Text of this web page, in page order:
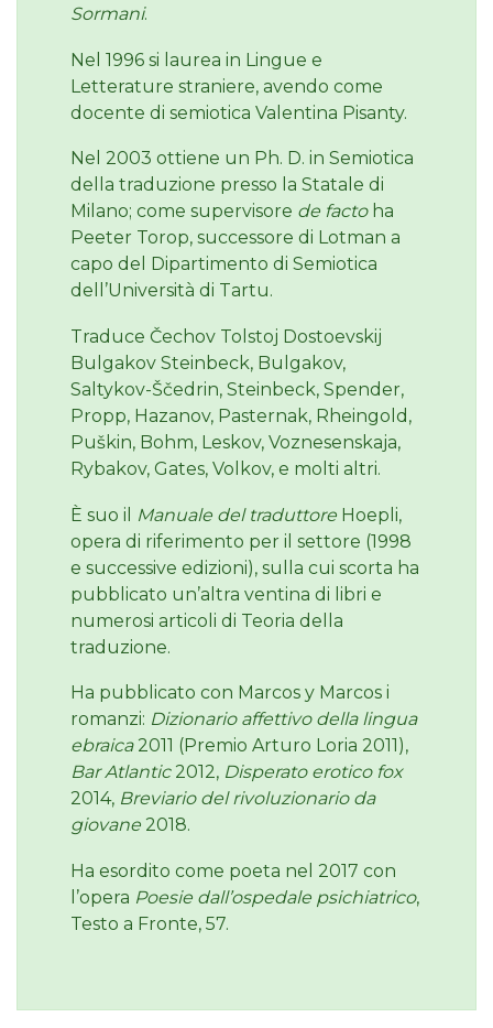
Sormani.
Nel 1996 si laurea in Lingue e
Letterature straniere, avendo come
docente di semiotica Valentina Pisanty.
Nel 2003 ottiene un Ph. D. in Semiotica
della traduzione presso la Statale di
Milano; come supervisore de factoha
Peeter Torop, successore di Lotman a
capo del Dipartimento di Semiotica
dell’Università di Tartu.
Traduce Čechov Tolstoj Dostoevskij
Bulgakov Steinbeck, Bulgakov,
Saltykov-Ščedrin, Steinbeck, Spender,
Propp, Hazanov, Pasternak, Rheingold,
Puškin, Bohm, Leskov, Voznesenskaja,
Rybakov, Gates, Volkov, e molti altri.
È suo il Manuale del traduttore Hoepli,
opera di riferimento per il settore (1998
e successive edizioni), sulla cui scorta ha
pubblicato un’altra ventina di libri e
numerosi articoli di Teoria della
traduzione.
Ha pubblicato con Marcos y Marcos i
romanzi: Dizionario affettivo della lingua
ebraica 2011 (Premio Arturo Loria 2011),
Bar Atlantic 2012, Disperato erotico fox
2014, Breviario del rivoluzionario da
giovane 2018.
Ha esordito come poeta nel 2017 con
l’opera Poesie dall’ospedale psichiatrico,
Testo a Fronte, 57.